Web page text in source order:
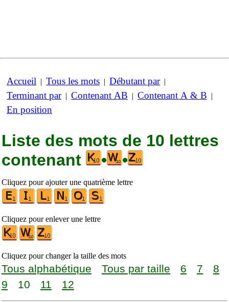
Accueil | Tous les mots | Débutant par|
Terminant par| Contenant AB | Contenant A & B |
En position
Liste des mots de 10 lettres
contenant
• •
Cliquez pour ajouter une quatrième lettre
Cliquez pour enlever une lettre
Cliquez pour changer la taille des mots
Tous alphabétique Tous par taille 6 7
8
9
10 11 12